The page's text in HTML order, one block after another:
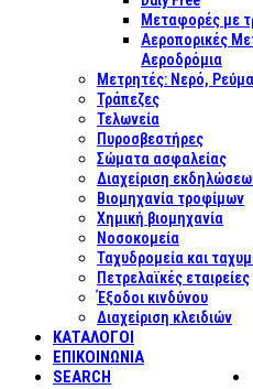
Μεταφορές με
Αεροπορικές
Αεροδρόμια
Μετρητές: Νερό,
Τράπεζες
Τελωνεία
Πυροσβεστήρες
Σώματα ασφαλείας
Διαχείριση
Βιομηχανία τροφίμων
Χημική βιομηχανία
Νοσοκομεία
Ταχυδρομεία και
Πετρελαϊκές εταιρείες
Έξοδοι κινδύνου
Διαχείριση κλειδιών
ΚΑΤΑΛΟΓΟΙ
ΕΠΙΚΟΙΝΩΝΊΑ
SEARCH